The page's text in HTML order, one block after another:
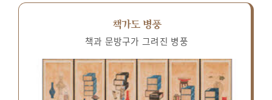
책가도 병풍
책과 문방구가 그려진 병풍